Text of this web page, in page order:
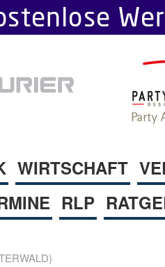
WIRTSCHAFT
RLP